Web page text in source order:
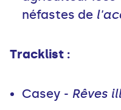
néfastes de
Tracklist :
Casey - Rêves